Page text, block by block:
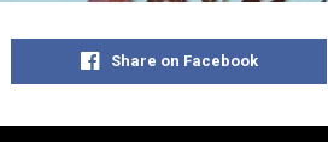
Share on Facebook